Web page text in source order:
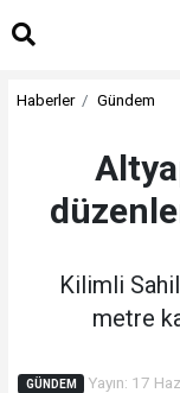
Haberler Gündem
Kilimli
metre
GÜNDEM
Yayın: 17